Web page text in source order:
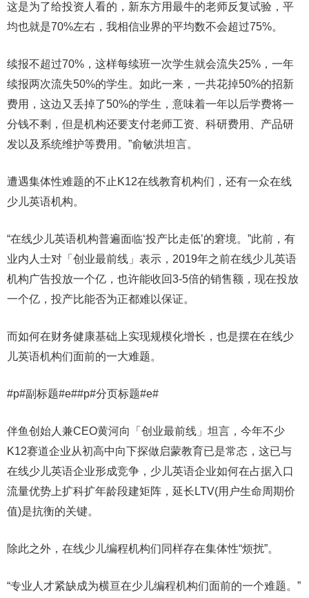
这是为了给投资人看的，新东方用最牛的老师反复试验，平
均也就是70%左右，我相信业界的平均数不会超过75%。
续报不超过70%，这样每续班一次学生就会流失25%，一年
续报两次流失50%的学生。如此一来，一共花掉50%的招新
费用，这边又丢掉了50%的学生，意味着一年以后学费将一
分钱不剩，但是机构还要支付老师工资、科研费用、产品研
发以及系统维护等费用。”俞敏洪坦言。
遭遇集体性难题的不止K12在线教育机构们，还有一众在线
少儿英语机构。
“在线少儿英语机构普遍面临‘投产比走低’的窘境。”此前，有
业内人士对「创业最前线」表示，2019年之前在线少儿英语
机构广告投放一个亿，也许能收回3-5倍的销售额，现在投放
一个亿，投产比能否为正都难以保证。
而如何在财务健康基础上实现规模化增长，也是摆在在线少
儿英语机构们面前的一大难题。
#p#副标题#e##p#分页标题#e#
伴鱼创始人兼CEO黄河向「创业最前线」坦言，今年不少
K12赛道企业从初高中向下探做启蒙教育已是常态，这已与
在线少儿英语企业形成竞争，少儿英语企业如何在占据入口
流量优势上扩科扩年龄段建矩阵，延长LTV(用户生命周期价
值)是抗衡的关键。
除此之外，在线少儿编程机构们同样存在集体性“烦扰”。
“专业人才紧缺成为横亘在少儿编程机构们面前的一个难题。”